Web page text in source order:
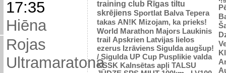
17:35
Hiēna
Rojas
Ultramaratona
training club Rīgas tiltu
skrējiens Sportlat Balva Tepera
takas AN!K Mizojam, ka prieks!
World Marathon Majors Laukinis
trail Apskrien Latvijas lielos
ezerus Izrāviens Sigulda augšup!
/ Sigulda UP Cup Pusplikie valda
KSSK Kalnsētas apļi TALSU